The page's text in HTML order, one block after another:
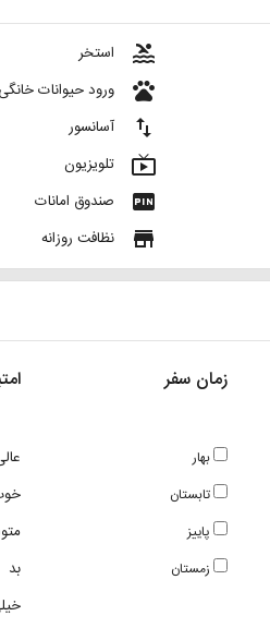
pool استخر
pets ورود حیوانات
import_export آسانسور
live_tv تلویزیون
fiber_pin صندوق امانات
store نظافت روزانه
بد
زمان سفر
بهار
تابستان
پاییز
زمستان